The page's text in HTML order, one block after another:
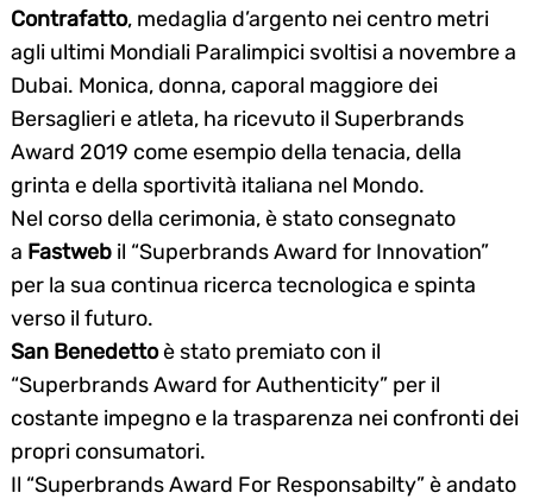
Contrafatto, medaglia d’argento nei centro metri
agli ultimi Mondiali Paralimpici svoltisi a novembre a
Dubai. Monica, donna, caporal maggiore dei
Bersaglieri e atleta, ha ricevuto il Superbrands
Award 2019 come esempio della tenacia, della
grinta e della sportività italiana nel Mondo.
Nel corso della cerimonia, è stato consegnato
a Fastweb il “Superbrands Award for Innovation”
per la sua continua ricerca tecnologica e spinta
verso il futuro.
San Benedettoè stato premiato con il
“Superbrands Award for Authenticity” per il
costante impegno e la trasparenza nei confronti dei
propri consumatori.
Il “Superbrands Award For Responsabilty” è andato